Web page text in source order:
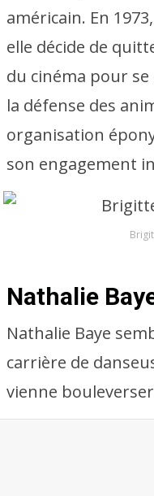
américain. En
elle décide de
du cinéma pour
la défense des
organisation
son engagement
Nathalie
Nathalie Baye
carrière de
vienne